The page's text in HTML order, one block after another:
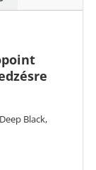
Black,